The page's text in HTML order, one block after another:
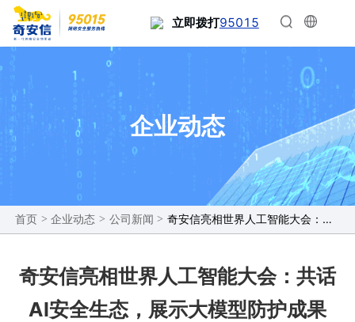
立即拨打95015
企业动态
首页 > 企业动态 > 公司新闻 > 奇安信亮相世界人工智能大会：共话AI安全生态，展示大模型防护成果
奇安信亮相世界人工智能大会：共话
AI安全生态，展示大模型防护成果